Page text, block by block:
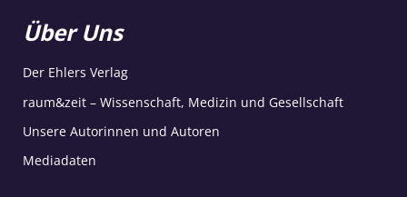
Über Uns
Der Ehlers Verlag
raum&zeit – Wissenschaft, Medizin und Gesellschaft
Unsere Autorinnen und Autoren
Mediadaten